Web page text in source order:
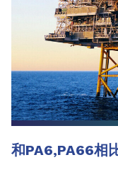
和PA6,PA66相